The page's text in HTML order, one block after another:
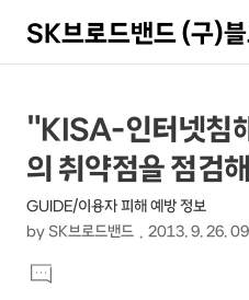
SK브로드밴드 (구)
상
세
컨
텐
츠
본
문
제
목
"KISA-인터넷침
의 취약점을 점검
GUIDE/이용자 피해 예방 정보
by SK브로드밴드 2013. 9. 26.
문
댓
글